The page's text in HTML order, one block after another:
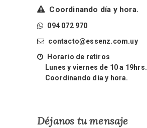
Coordinando día y hora.
094 072 970
contacto@essenz.com.uy
Horario de retiros
Lunes y viernes de 10 a 19hrs.
Coordinando día y hora.
Déjanos tu mensaje